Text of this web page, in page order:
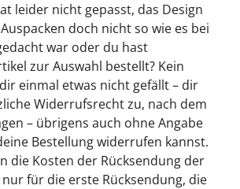
leider nicht gepasst, das Design
doch nicht so wie es bei
war oder du hast
zur Auswahl bestellt? Kein
einmal etwas nicht gefällt – dir
Widerrufsrecht zu, nach dem
– übrigens auch ohne Angabe
Bestellung widerrufen kannst.
die Kosten der Rücksendung der
für die erste Rücksendung, die